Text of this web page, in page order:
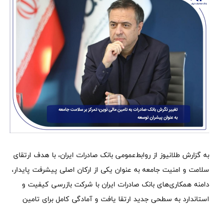
به گزارش طلانیوز از روابط‌عمومی بانک صادرات ایران، با هدف ارتقای
سلامت و امنیت جامعه به عنوان یکی از ارکان اصلی پیشرفت پایدار،
دامنه همکاری‌های بانک صادرات ایران با شرکت بازرسی کیفیت و
استاندارد به سطحی جدید ارتقا یافت و آمادگی کامل برای تامین